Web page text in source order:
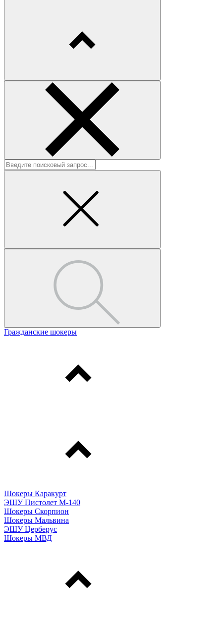
Гражданские шокеры
Шокеры Каракурт
ЭШУ Пистолет М-140
Шокеры Скорпион
Шокеры Мальвина
ЭШУ Церберус
Шокеры МВД